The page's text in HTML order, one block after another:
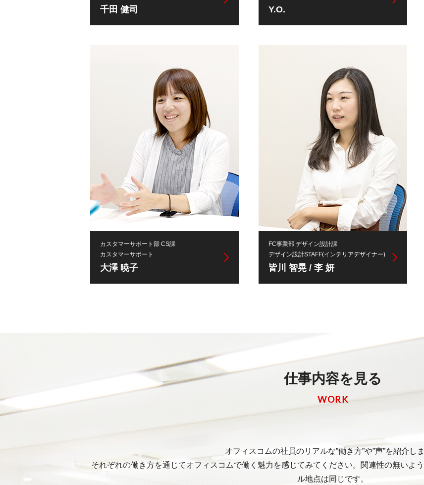
千田 健司 Y.O.
カスタマーサポート部 CS課
カスタマーサポート
大澤 暁子
FC事業部 デザイン設計課
デザイン設計STAFF(インテリアデザイナー)
皆川 智晃 / 李 妍
仕事内容を見る
WORK
オフィスコムの社員のリアルな”働き方”や”声”を紹介しま
それぞれの働き方を通じてオフィスコムで働く魅力を感じてみてください。関連性の無いよ
ル地点は同じです。